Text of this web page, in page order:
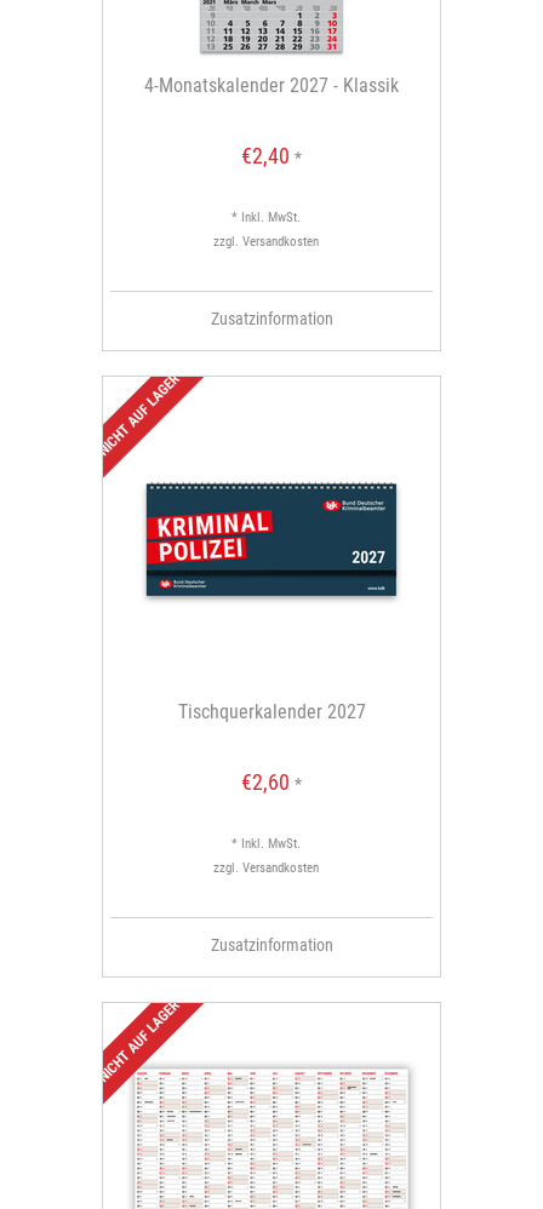
4-Monatskalender 2027 - Klassik
€2,40 *
* Inkl. MwSt.
zzgl. Versandkosten
Zusatzinformation
NICHT AUF LAGER
Tischquerkalender 2027
€2,60 *
* Inkl. MwSt.
zzgl. Versandkosten
Zusatzinformation
NICHT AUF LAGER